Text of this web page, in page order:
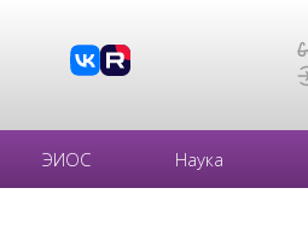
ЭИОС Наука